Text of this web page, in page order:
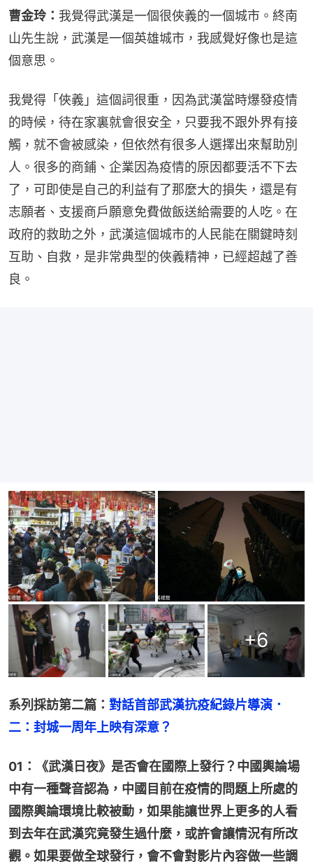
曹金玲： 我覺得武漢是一個很俠義的一個城市。終南
山先生說，武漢是一個英雄城市，我感覺好像也是這
個意思。
我覺得「俠義」這個詞很重，因為武漢當時爆發疫情
的時候，待在家裏就會很安全，只要我不跟外界有接
觸，就不會被感染，但依然有很多人選擇出來幫助別
人。很多的商鋪、企業因為疫情的原因都要活不下去
了，可即使是自己的利益有了那麼大的損失，還是有
志願者、支援商戶願意免費做飯送給需要的人吃。在
政府的救助之外，武漢這個城市的人民能在關鍵時刻
互助、自救，是非常典型的俠義精神，已經超越了善
良。
+6
系列採訪第二篇： 對話首部武漢抗疫紀錄片導演．
二：封城一周年上映有深意？
01：《武漢日夜》是否會在國際上發行？中國輿論場
中有一種聲音認為，中國目前在疫情的問題上所處的
國際輿論環境比較被動，如果能讓世界上更多的人看
到去年在武漢究竟發生過什麼，或許會讓情況有所改
觀。如果要做全球發行，會不會對影片內容做一些調